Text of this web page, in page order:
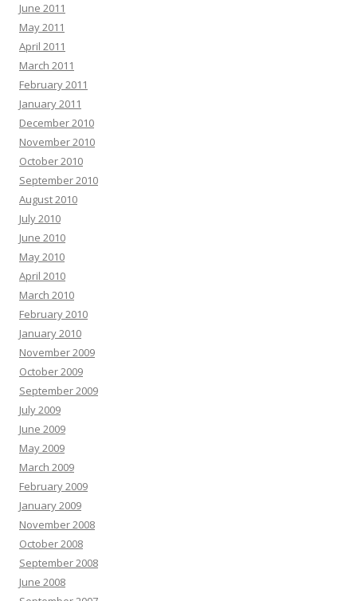
June 2011
May 2011
April 2011
March 2011
February 2011
January 2011
December 2010
November 2010
October 2010
September 2010
August 2010
July 2010
June 2010
May 2010
April 2010
March 2010
February 2010
January 2010
November 2009
October 2009
September 2009
July 2009
June 2009
May 2009
March 2009
February 2009
January 2009
November 2008
October 2008
September 2008
June 2008